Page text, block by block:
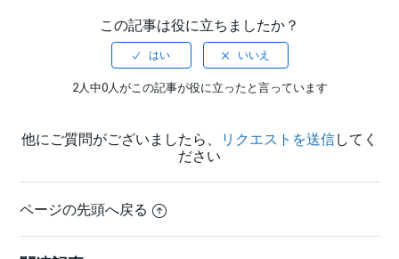
この記事は役に立ちましたか？
2人中0人がこの記事が役に立ったと言っています
他にご質問がございましたら、 リクエストを送信してく
ださい
ページの先頭へ戻る